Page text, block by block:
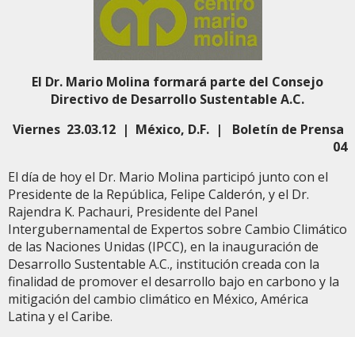
El Dr. Mario Molina formará parte del Consejo
Directivo de Desarrollo Sustentable A.C.
Viernes 23.03.12 | México, D.F. | Boletín de Prensa
04
El día de hoy el Dr. Mario Molina participó junto con el
Presidente de la República, Felipe Calderón, y el Dr.
Rajendra K. Pachauri, Presidente del Panel
Intergubernamental de Expertos sobre Cambio Climático
de las Naciones Unidas (IPCC), en la inauguración de
Desarrollo Sustentable A.C., institución creada con la
finalidad de promover el desarrollo bajo en carbono y la
mitigación del cambio climático en México, América
Latina y el Caribe.